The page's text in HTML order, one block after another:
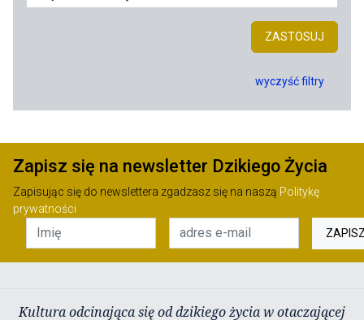
ZASTOSUJ
wyczyść filtry
Zapisz się na newsletter Dzikiego Życia
Zapisując się do newslettera zgadzasz się na naszą Politykę
prywatności
Kultura odcinająca się od dzikiego życia w otaczającej